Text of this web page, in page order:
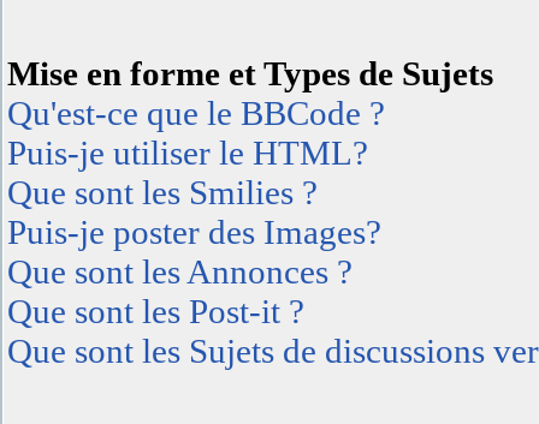
Mise en forme et Types de Sujets
Qu'est-ce que le BBCode ?
Puis-je utiliser le HTML?
Que sont les Smilies ?
Puis-je poster des Images?
Que sont les Annonces ?
Que sont les Post-it ?
Que sont les Sujets de discussions